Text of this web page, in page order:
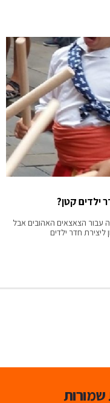
ילדים קטן?
עבור הצאצאים האהובים אבל
חדר ילדים
שמורות